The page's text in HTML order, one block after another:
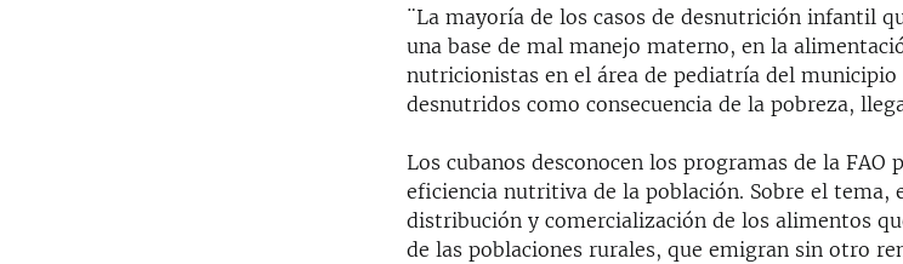
¨La mayoría de los casos de desnutrición infantil
una base de mal manejo materno, en la
nutricionistas en el área de pediatría del municipio
desnutridos como consecuencia de la pobreza,
Los cubanos desconocen los programas de la
eficiencia nutritiva de la población. Sobre el tema,
distribución y comercialización de los alimentos
de las poblaciones rurales, que emigran sin otro